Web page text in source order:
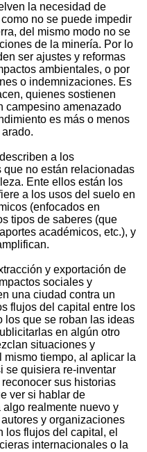
la necesidad de
no se puede impedir
del mismo modo no se
de la minería. Por lo
ser ajustes y reformas
ambientales, o por
o indemnizaciones. Es
quienes sostienen
campesino amenazado
es más o menos
a los
que no están relacionadas
Ente ellos están los
a los usos del suelo en
(enfocados en
tipos de saberes (que
académicos, etc.), y
y exportación de
sociales y
una ciudad contra un
flujos del capital entre los
los que se roban las ideas
en algún otro
situaciones y
mismo tiempo, al aplicar la
se quisiera re-inventar
sus historias
ver si hablar de
realmente nuevo y
y organizaciones
los flujos del capital, el
internacionales o la